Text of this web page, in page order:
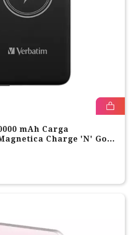
mAh Carga
Charge 'N' Go